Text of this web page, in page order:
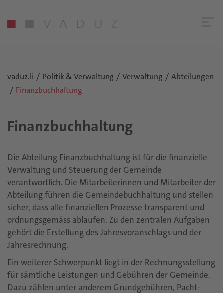
vaduz.li Politik & Verwaltung Verwaltung
Abteilungen
Finanzbuchhaltung
Finanzbuchhaltung
Die Abteilung Finanzbuchhaltung ist für die finanzielle
Verwaltung und Steuerung der Gemeinde
verantwortlich. Die Mitarbeiterinnen und Mitarbeiter der
Abteilung führen die Gemeindebuchhaltung und stellen
sicher, dass alle finanziellen Prozesse transparent und
ordnungsgemäss ablaufen. Zu den zentralen Aufgaben
gehört die Erstellung des Jahresvoranschlags und der
Jahresrechnung.
Ein weiterer Schwerpunkt liegt in der Rechnungsstellung
für sämtliche Leistungen und Gebühren der Gemeinde.
Dazu zählen unter anderem Grundgebühren, Pacht-